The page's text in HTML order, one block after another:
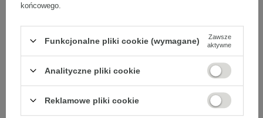
Dodatkowe:
Karton nadaje się do pakowania wysyłek kurierskich:
• Poczta Polska Paczka A
• Pocztex L
końcowego.
Funkcjonalne pliki cookie (wymagane)
Zawsze
aktywne
Analityczne pliki cookie
Reklamowe pliki cookie